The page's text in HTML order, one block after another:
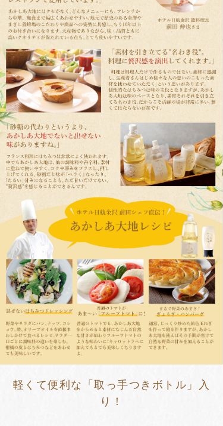
軽くて便利な「取っ手つきボトル」入
り！